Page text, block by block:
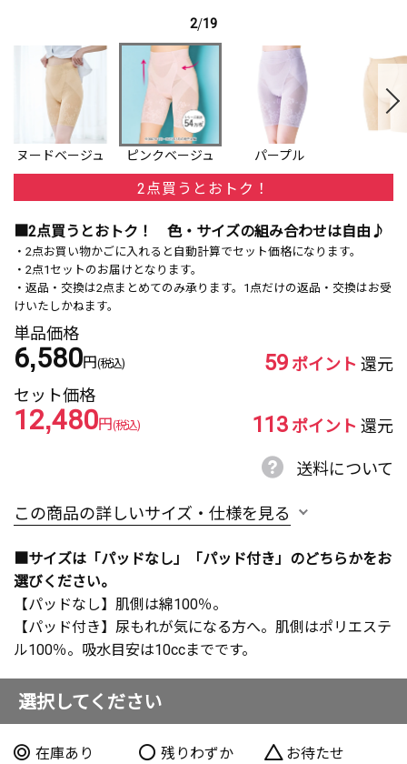
2/19
ヌードベージュ ピンクベージュ パープル
2点買うとおトク！
■2点買うとおトク！ 色・サイズの組み合わせは自由♪
・2点お買い物かごに入れると自動計算でセット価格になります。
・2点1セットのお届けとなります。
・返品・交換は2点まとめてのみ承ります。1点だけの返品・交換はお受
けいたしかねます。
単品価格
6,580円(税込) 59ポイント 還元
セット価格
12,480円(税込) 113ポイント 還元
送料について
この商品の詳しいサイズ・仕様を見る
■サイズは「パッドなし」「パッド付き」のどちらかをお
選びください。
【パッドなし】肌側は綿100％。
【パッド付き】尿もれが気になる方へ。肌側はポリエステ
ル100％。吸水目安は10ccまでです。
選択してください
在庫あり 残りわずか
お待たせ